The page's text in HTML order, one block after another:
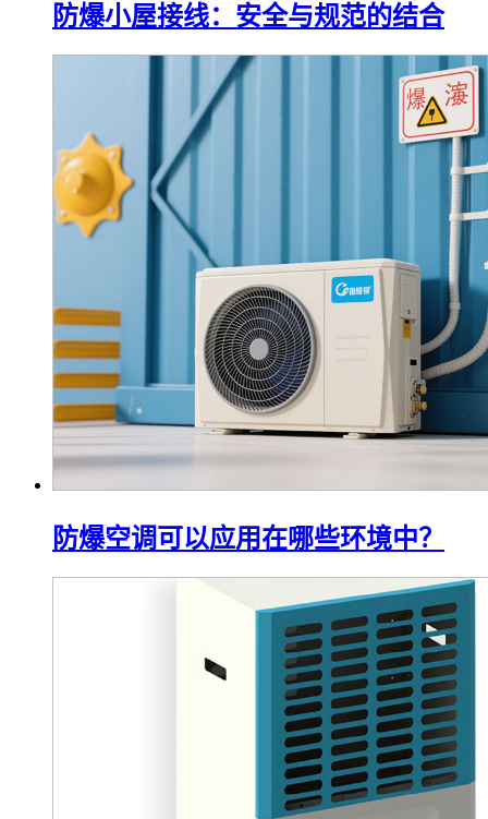
防爆小屋接线：安全与规范的结合
防爆空调可以应用在哪些环境中？